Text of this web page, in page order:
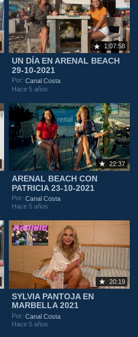
1:07:58
UN DÍA EN ARENAL BEACH
29-10-2021
Por:Canal Costa
Hace 5 años
22:37
ARENAL BEACH CON
PATRICIA 23-10-2021
Por:Canal Costa
Hace 5 años
20:19
SYLVIA PANTOJA EN
MARBELLA 2021
Por:Canal Costa
Hace 5 años